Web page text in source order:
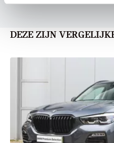
DEZE ZIJN